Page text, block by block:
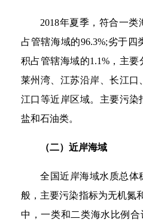
2018年夏季，符合一
占管辖海域的96.3%;劣于
积占管辖海域的1.1%，主要
莱州湾、江苏沿岸、长江口
江口等近岸区域。主要污染
盐和石油类。
（二）近岸海域
全国近岸海域水质总体
般，主要污染指标为无机氮
中，一类和二类海水比例合